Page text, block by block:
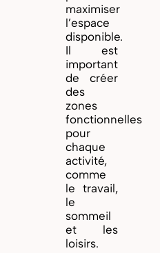
maximiser
l’espace
disponible.
Il est
important
de créer
des
zones
fonctionnelles
pour
chaque
activité,
comme
le travail,
le
sommeil
et les
loisirs.